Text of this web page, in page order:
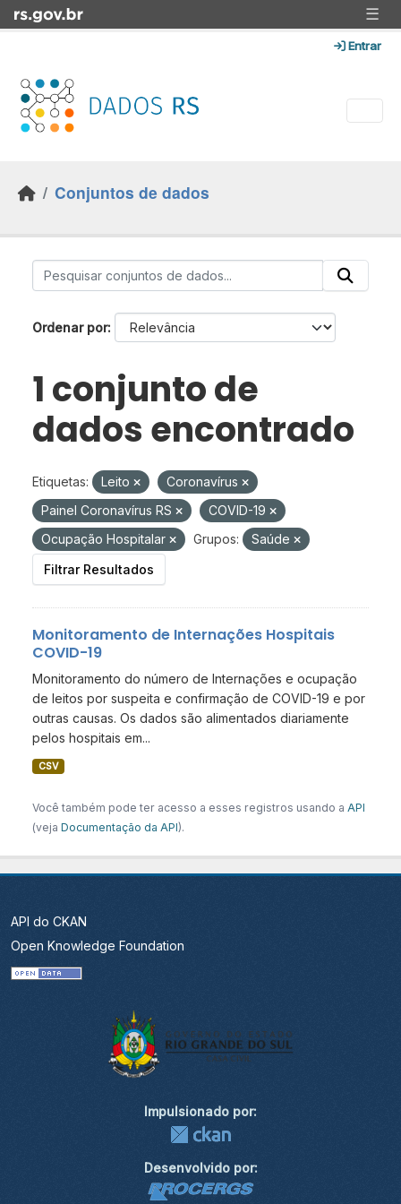
Skip to main content ☰
Entrar
Conjuntos de dados
Ordenar por
1 conjunto de
dados encontrado
Etiquetas: Leito
Coronavírus
Painel Coronavírus RS
COVID-19
Ocupação Hospitalar
Grupos:
Saúde
Filtrar Resultados
Monitoramento de Internações Hospitais
COVID-19
Monitoramento do número de Internações e ocupação
de leitos por suspeita e confirmação de COVID-19 e por
outras causas. Os dados são alimentados diariamente
pelos hospitais em...
CSV
Você também pode ter acesso a esses registros usando a API
(veja Documentação da API).
API do CKAN
Open Knowledge Foundation
Impulsionado por:
Desenvolvido por: